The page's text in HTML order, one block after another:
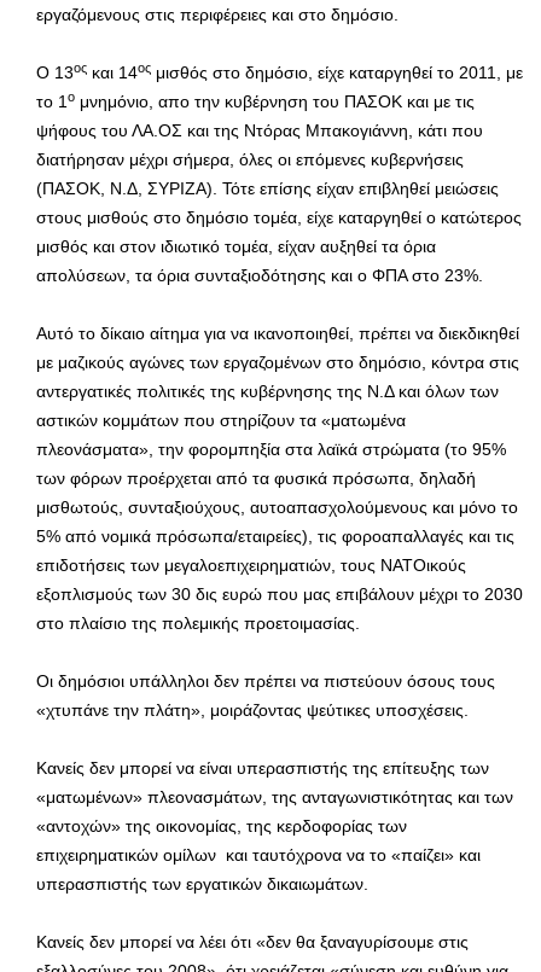
εργαζόμενους στις περιφέρειες και στο δημόσιο.
Ο 13ος και 14ος μισθός στο δημόσιο, είχε καταργηθεί το 2011, με
το 1ο μνημόνιο, απο την κυβέρνηση του ΠΑΣΟΚ και με τις
ψήφους του ΛΑ.ΟΣ και της Ντόρας Μπακογιάννη, κάτι που
διατήρησαν μέχρι σήμερα, όλες οι επόμενες κυβερνήσεις
(ΠΑΣΟΚ, Ν.Δ, ΣΥΡΙΖΑ). Τότε επίσης είχαν επιβληθεί μειώσεις
στους μισθούς στο δημόσιο τομέα, είχε καταργηθεί ο κατώτερος
μισθός και στον ιδιωτικό τομέα, είχαν αυξηθεί τα όρια
απολύσεων, τα όρια συνταξιοδότησης και ο ΦΠΑ στο 23%.
Αυτό το δίκαιο αίτημα για να ικανοποιηθεί, πρέπει να διεκδικηθεί
με μαζικούς αγώνες των εργαζομένων στο δημόσιο, κόντρα στις
αντεργατικές πολιτικές της κυβέρνησης της Ν.Δ και όλων των
αστικών κομμάτων που στηρίζουν τα «ματωμένα
πλεονάσματα», την φορομπηξία στα λαϊκά στρώματα (το 95%
των φόρων προέρχεται από τα φυσικά πρόσωπα, δηλαδή
μισθωτούς, συνταξιούχους, αυτοαπασχολούμενους και μόνο το
5% από νομικά πρόσωπα/εταιρείες), τις φοροαπαλλαγές και τις
επιδοτήσεις των μεγαλοεπιχειρηματιών, τους ΝΑΤΟικούς
εξοπλισμούς των 30 δις ευρώ που μας επιβάλουν μέχρι το 2030
στο πλαίσιο της πολεμικής προετοιμασίας.
Οι δημόσιοι υπάλληλοι δεν πρέπει να πιστεύουν όσους τους
«χτυπάνε την πλάτη», μοιράζοντας ψεύτικες υποσχέσεις.
Κανείς δεν μπορεί να είναι υπερασπιστής της επίτευξης των
«ματωμένων» πλεονασμάτων, της ανταγωνιστικότητας και των
«αντοχών» της οικονομίας, της κερδοφορίας των
επιχειρηματικών ομίλων και ταυτόχρονα να το «παίζει» και
υπερασπιστής των εργατικών δικαιωμάτων.
Κανείς δεν μπορεί να λέει ότι «δεν θα ξαναγυρίσουμε στις